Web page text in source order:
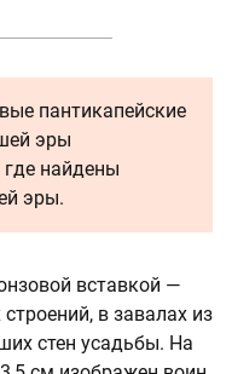
пантикапейские
эры
где найдены
эры.
вставкой —
в завалах из
стен усадьбы. На